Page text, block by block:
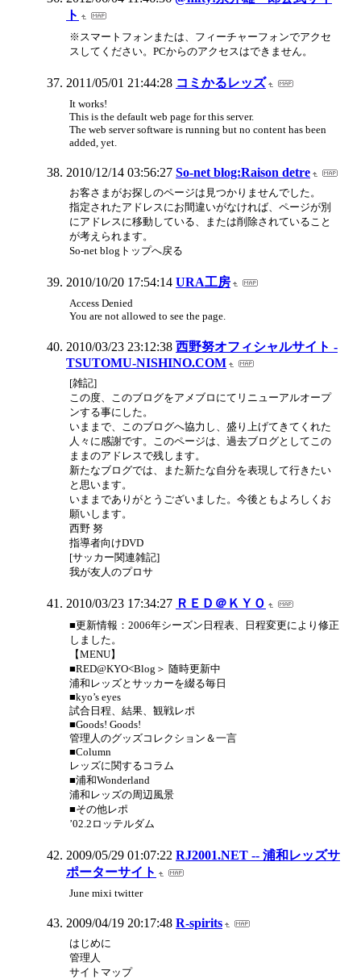
ト
※スマートフォンまたは、フィーチャーフォンでアクセ
スしてください。PCからのアクセスはできません。
2011/05/01 21:44:28 コミかるレッズ
It works!
This is the default web page for this server.
The web server software is running but no content has been
added, yet.
2010/12/14 03:56:27 So-net blog:Raison detre
お客さまがお探しのページは見つかりませんでした。
指定されたアドレスにお間違いがなければ、ページが別
にアドレスに移動している、または削除されていること
が考えられます。
So-net blogトップへ戻る
2010/10/20 17:54:14 URA工房
Access Denied
You are not allowed to see the page.
2010/03/23 23:12:38 西野努オフィシャルサイト -
TSUTOMU-NISHINO.COM
[雑記]
この度、このブログをアメブロにてリニューアルオープ
ンする事にした。
いままで、このブログへ協力し、盛り上げてきてくれた
人々に感謝です。このページは、過去ブログとしてこの
ままのアドレスで残します。
新たなブログでは、また新たな自分を表現して行きたい
と思います。
いままでありがとうございました。今後ともよろしくお
願いします。
西野 努
指導者向けDVD
[サッカー関連雑記]
我が友人のプロサ
2010/03/23 17:34:27 ＲＥＤ＠ＫＹＯ
■更新情報：2006年シーズン日程表、日程変更により修正
しました。
【MENU】
■RED@KYO<Blog＞ 随時更新中
浦和レッズとサッカーを綴る毎日
■kyo’s eyes
試合日程、結果、観戦レポ
■Goods! Goods!
管理人のグッズコレクション＆一言
■Column
レッズに関するコラム
■浦和Wonderland
浦和レッズの周辺風景
■その他レポ
’02.2ロッテルダム
2009/05/29 01:07:22 RJ2001.NET -- 浦和レッズサ
ポーターサイト
June mixi twitter
2009/04/19 20:17:48 R-spirits
はじめに
管理人
サイトマップ